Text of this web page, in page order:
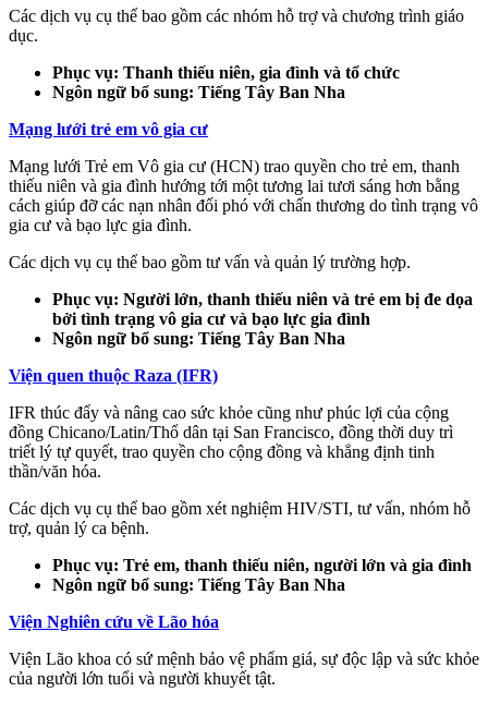
Các dịch vụ cụ thể bao gồm các nhóm hỗ trợ và chương trình giáo
dục.
Phục vụ: Thanh thiếu niên, gia đình và tổ chức
Ngôn ngữ bổ sung: Tiếng Tây Ban Nha
Mạng lưới trẻ em vô gia cư
Mạng lưới Trẻ em Vô gia cư (HCN) trao quyền cho trẻ em, thanh
thiếu niên và gia đình hướng tới một tương lai tươi sáng hơn bằng
cách giúp đỡ các nạn nhân đối phó với chấn thương do tình trạng vô
gia cư và bạo lực gia đình.
Các dịch vụ cụ thể bao gồm tư vấn và quản lý trường hợp.
Phục vụ: Người lớn, thanh thiếu niên và trẻ em bị đe dọa
bởi tình trạng vô gia cư và bạo lực gia đình
Ngôn ngữ bổ sung: Tiếng Tây Ban Nha
Viện quen thuộc Raza (IFR)
IFR thúc đẩy và nâng cao sức khỏe cũng như phúc lợi của cộng
đồng Chicano/Latin/Thổ dân tại San Francisco, đồng thời duy trì
triết lý tự quyết, trao quyền cho cộng đồng và khẳng định tinh
thần/văn hóa.
Các dịch vụ cụ thể bao gồm xét nghiệm HIV/STI, tư vấn, nhóm hỗ
trợ, quản lý ca bệnh.
Phục vụ: Trẻ em, thanh thiếu niên, người lớn và gia đình
Ngôn ngữ bổ sung: Tiếng Tây Ban Nha
Viện Nghiên cứu về Lão hóa
Viện Lão khoa có sứ mệnh bảo vệ phẩm giá, sự độc lập và sức khỏe
của người lớn tuổi và người khuyết tật.